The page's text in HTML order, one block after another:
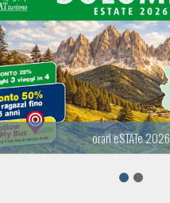
orari eSTATe 2026